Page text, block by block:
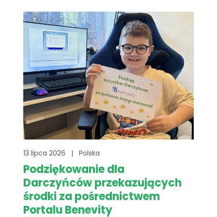
Wasze nogi poniosły Was na dystansie
8425,2[...]
13 lipca 2026 | Polska
Podziękowanie dla
Darczyńców przekazujących
środki za pośrednictwem
Portalu Benevity